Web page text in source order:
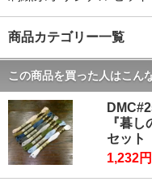
商品カテゴリー一覧
この商品を買った人はこん
『暮
セット
1,232